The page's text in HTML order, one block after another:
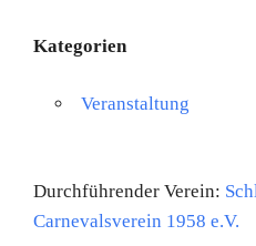
Kategorien
Veranstaltung
Durchführender Verein:
Carnevalsverein 1958 e.V.